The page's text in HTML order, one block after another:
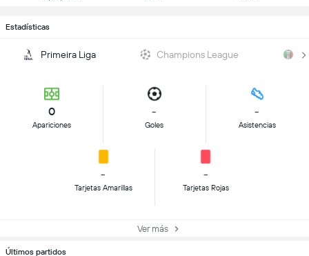
Estadísticas
Primeira Liga Champions League
0
Apariciones
-
Goles
-
Asistencias
-
Tarjetas Amarillas
-
Tarjetas Rojas
Ver más
Últimos partidos